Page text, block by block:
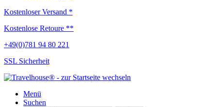
Kostenloser Versand *
Kostenlose Retoure **
+49(0)781 94 80 221
SSL Sicherheit
Menü
Suchen